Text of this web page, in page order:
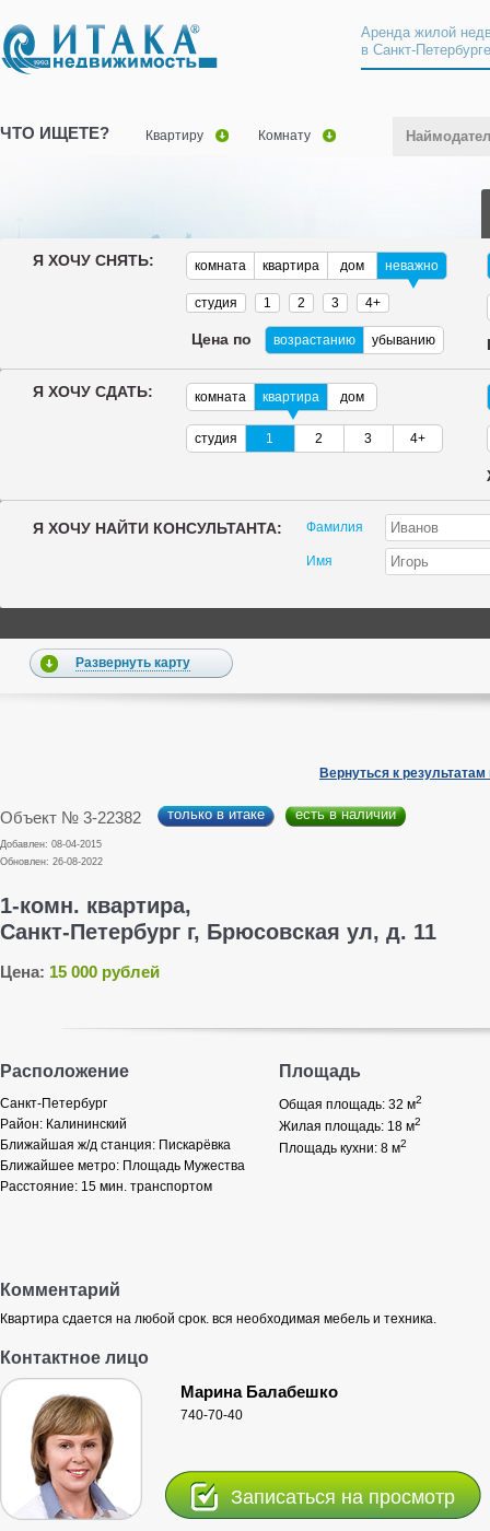
Аренда жилой
в Санкт-
ЧТО ИЩЕТЕ? Квартиру Комнату
Я ХОЧУ СНЯТЬ: комната квартира дом неважно
студия 1 2 3 4+
Цена по возрастанию убыванию
Я ХОЧУ СДАТЬ: комната квартира дом
студия 1 2 3 4+
Я ХОЧУ НАЙТИ КОНСУЛЬТАНТА: Фамилия
Имя
Развернуть карту
Вернуться к результатам
Объект № 3-22382 только в итаке есть в наличии
Добавлен: 08-04-2015
Обновлен: 26-08-2022
1-комн. квартира,
Санкт-Петербург г, Брюсовская ул, д. 11
Цена: 15 000 рублей
Расположение
Санкт-Петербург
Район: Калининский
Ближайшая ж/д станция: Пискарёвка
Ближайшее метро: Площадь Мужества
Расстояние: 15 мин. транспортом
Площадь
Общая площадь: 32 м2
Жилая площадь: 18 м2
Площадь кухни: 8 м2
Комментарий
Квартира сдается на любой срок. вся необходимая мебель и техника.
Контактное лицо
Марина Балабешко
740-70-40
Записаться на просмотр